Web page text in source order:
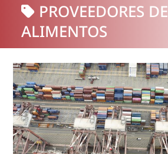
PROVEEDORES DE
ALIMENTOS